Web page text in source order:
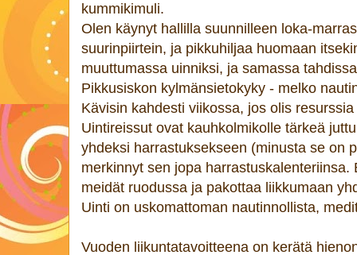
kummikimuli.
Olen käynyt hallilla suunnilleen loka-
suurinpiirtein, ja pikkuhiljaa huomaan
muuttumassa uinniksi, ja samassa
Pikkusiskon kylmänsietokyky - melko
Kävisin kahdesti viikossa, jos olis
Uintireissut ovat kauhkolmikolle tärkeä
yhdeksi harrastuksekseen (minusta se on
merkinnyt sen jopa
meidät ruodussa ja pakottaa liikkumaan
Uinti on uskomattoman nautinnollista,
Vuoden liikuntatavoitteena on kerätä